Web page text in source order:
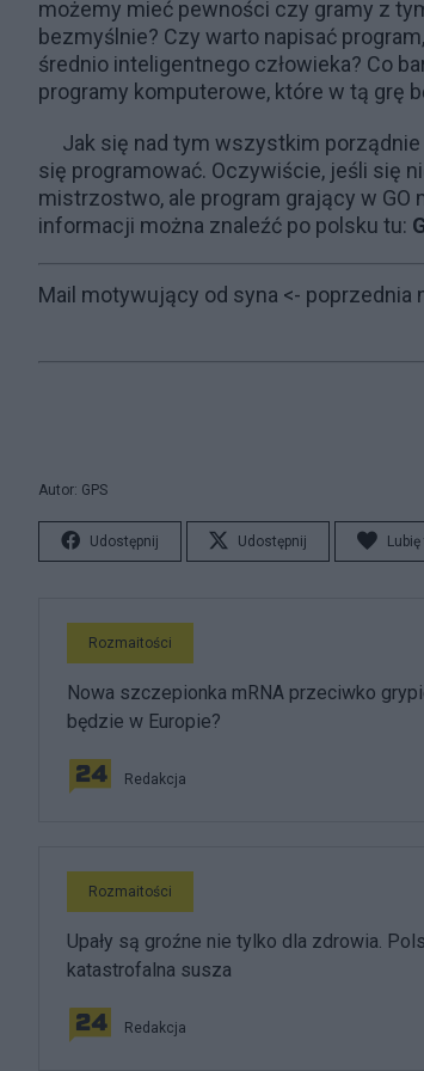
możemy mieć pewności czy gramy z
bezmyślnie? Czy warto napisać
średnio inteligentnego człowieka? Co
programy komputerowe, które w tą grę
Jak się nad tym wszystkim porządnie
się programować. Oczywiście, jeśli się
mistrzostwo, ale program grający w GO
informacji można znaleźć po polsku tu:
Mail motywujący od syna <- poprzednia
Autor: GPS
Udostępnij Udostępnij Lubię
Rozmaitości
Nowa szczepionka mRNA przeciwko
będzie w Europie?
Redakcja
Rozmaitości
Upały są groźne nie tylko dla zdrowia.
katastrofalna susza
Redakcja